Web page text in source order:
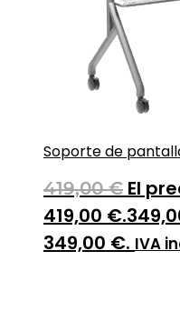
Soporte de
419,00€ El
419,00 €.
349,00 €. IVA